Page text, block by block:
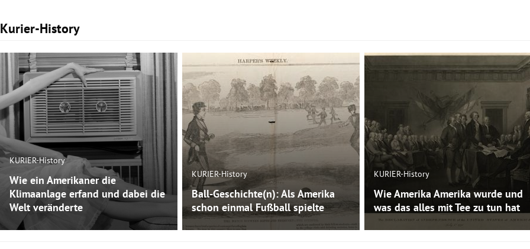
Kurier-History
Slide 1 von 3
KURIER-History
Wie ein Amerikaner die
Klimaanlage erfand und dabei die
Welt veränderte
KURIER-History
Ball-Geschichte(n): Als Amerika
schon einmal Fußball spielte
KURIER-History
Wie Amerika Amerika wurde und
was das alles mit Tee zu tun hat